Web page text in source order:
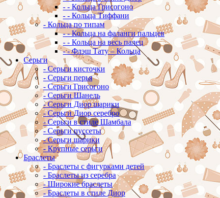
- - Кольца Грисогоно
- - Кольца Тиффани
- Кольца по типам
--Кольца на фаланги пальцев
- - Кольца на весь палец
--Флэш Тату – Кольца
Серьги
-Серьги кисточки
- Серьги перья
- Серьги Грисогоно
- Серьги Шанель
-Серьги Диор шарики
-Серьги Диор серебро
-Серьги в стиле Шамбала
- Серьги пуссеты
-Серьги шарики
-Крупные серьги
Браслеты
- Браслеты с фигурками детей
- Браслеты из серебра
-Широкие браслеты
-Браслеты в стиле Диор